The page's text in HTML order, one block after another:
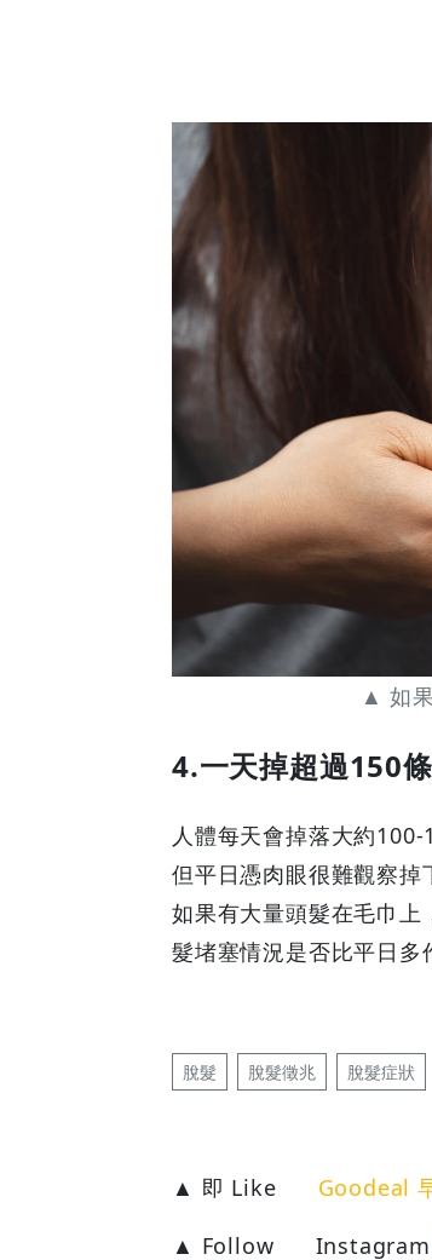
▲ 如
4.一天掉超過150
人體每天會掉落大約
但平日憑肉眼很難觀察
如果有大量頭髮在毛巾
髮堵塞情況是否比平日多
脫髮 脫髮徵兆 脫髮症狀
▲ 即 Like Goodeal
▲ Follow
Instagram